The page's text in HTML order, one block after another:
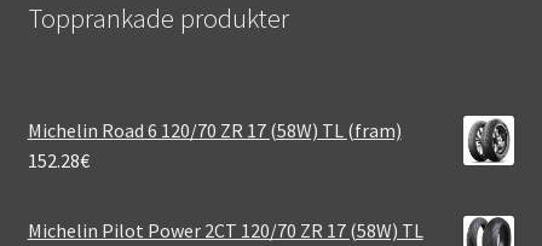
Topprankade produkter
Michelin Road 6 120/70 ZR 17 (58W) TL (fram)
152.28€
Michelin Pilot Power 2CT 120/70 ZR 17 (58W) TL